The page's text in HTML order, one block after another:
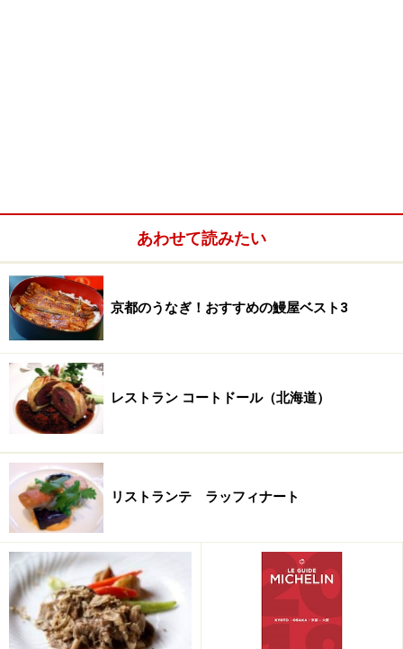
個室は全部で4室あります。
茶屋建築ならではの細い階段を上がった二階には座敷が
2つあり、川沿いの通りに面した座敷からは浅野川の川
面が見下ろせます。
次ページでは、
※記事内容は執筆時点のものです。最新の内容をご確認くださ
い。
※メニューや料金などのデータは、取材時または記事公開時点で
の内容です。
あわせて読みたい
京都のうなぎ！おすすめの鰻屋ベスト3
レストラン コートドール（北海道）
リストランテ ラッフィナート